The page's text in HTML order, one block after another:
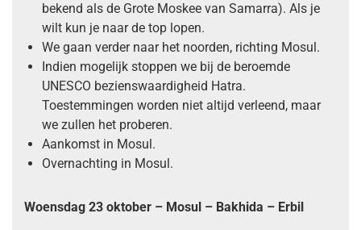
bekend als de Grote Moskee van Samarra). Als je
wilt kun je naar de top lopen.
We gaan verder naar het noorden, richting Mosul.
Indien mogelijk stoppen we bij de beroemde
UNESCO bezienswaardigheid Hatra.
Toestemmingen worden niet altijd verleend, maar
we zullen het proberen.
Aankomst in Mosul.
Overnachting in Mosul.
Woensdag 23 oktober – Mosul – Bakhida – Erbil